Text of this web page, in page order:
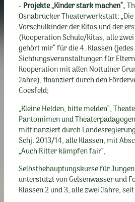
- Projekte „Kinder stark machen“,
Osnabrücker Theaterwerkstatt:
Vorschulkinder der Kitas und der
(Kooperation Schule/Kitas, alle
gehört mir“ für die 4. Klassen
Sichtungsveranstaltungen für
Kooperation mit allen Nottulner
Jahre), finanziert durch den
Coesfeld;
„Kleine Helden, bitte melden“,
Pantomimen und
mitfinanziert durch
Schj. 2013/14, alle Klassen, mit
„Auch Ritter kämpfen fair“,
Selbstbehauptungskurse für
unterstützt von Gelsenwasser und
Klassen 2 und 3, alle zwei Jahre,